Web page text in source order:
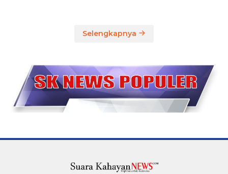
Selengkapnya